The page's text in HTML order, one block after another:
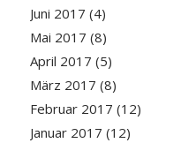
Juni 2017 (4)
Mai 2017 (8)
April 2017 (5)
März 2017 (8)
Februar 2017 (12)
Januar 2017 (12)